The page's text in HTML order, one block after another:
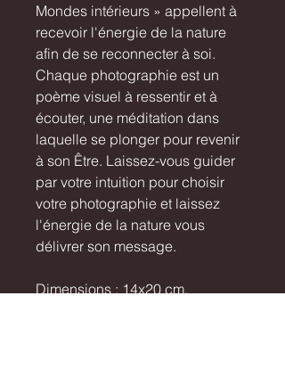
Mondes intérieurs » appellent à
recevoir l'énergie de la nature
afin de se reconnecter à soi.
Chaque photographie est un
poème visuel à ressentir et à
écouter, une méditation dans
laquelle se plonger pour revenir
à son Être. Laissez-vous guider
par votre intuition pour choisir
votre photographie et laissez
l'énergie de la nature vous
délivrer son message.
Dimensions : 14x20 cm.